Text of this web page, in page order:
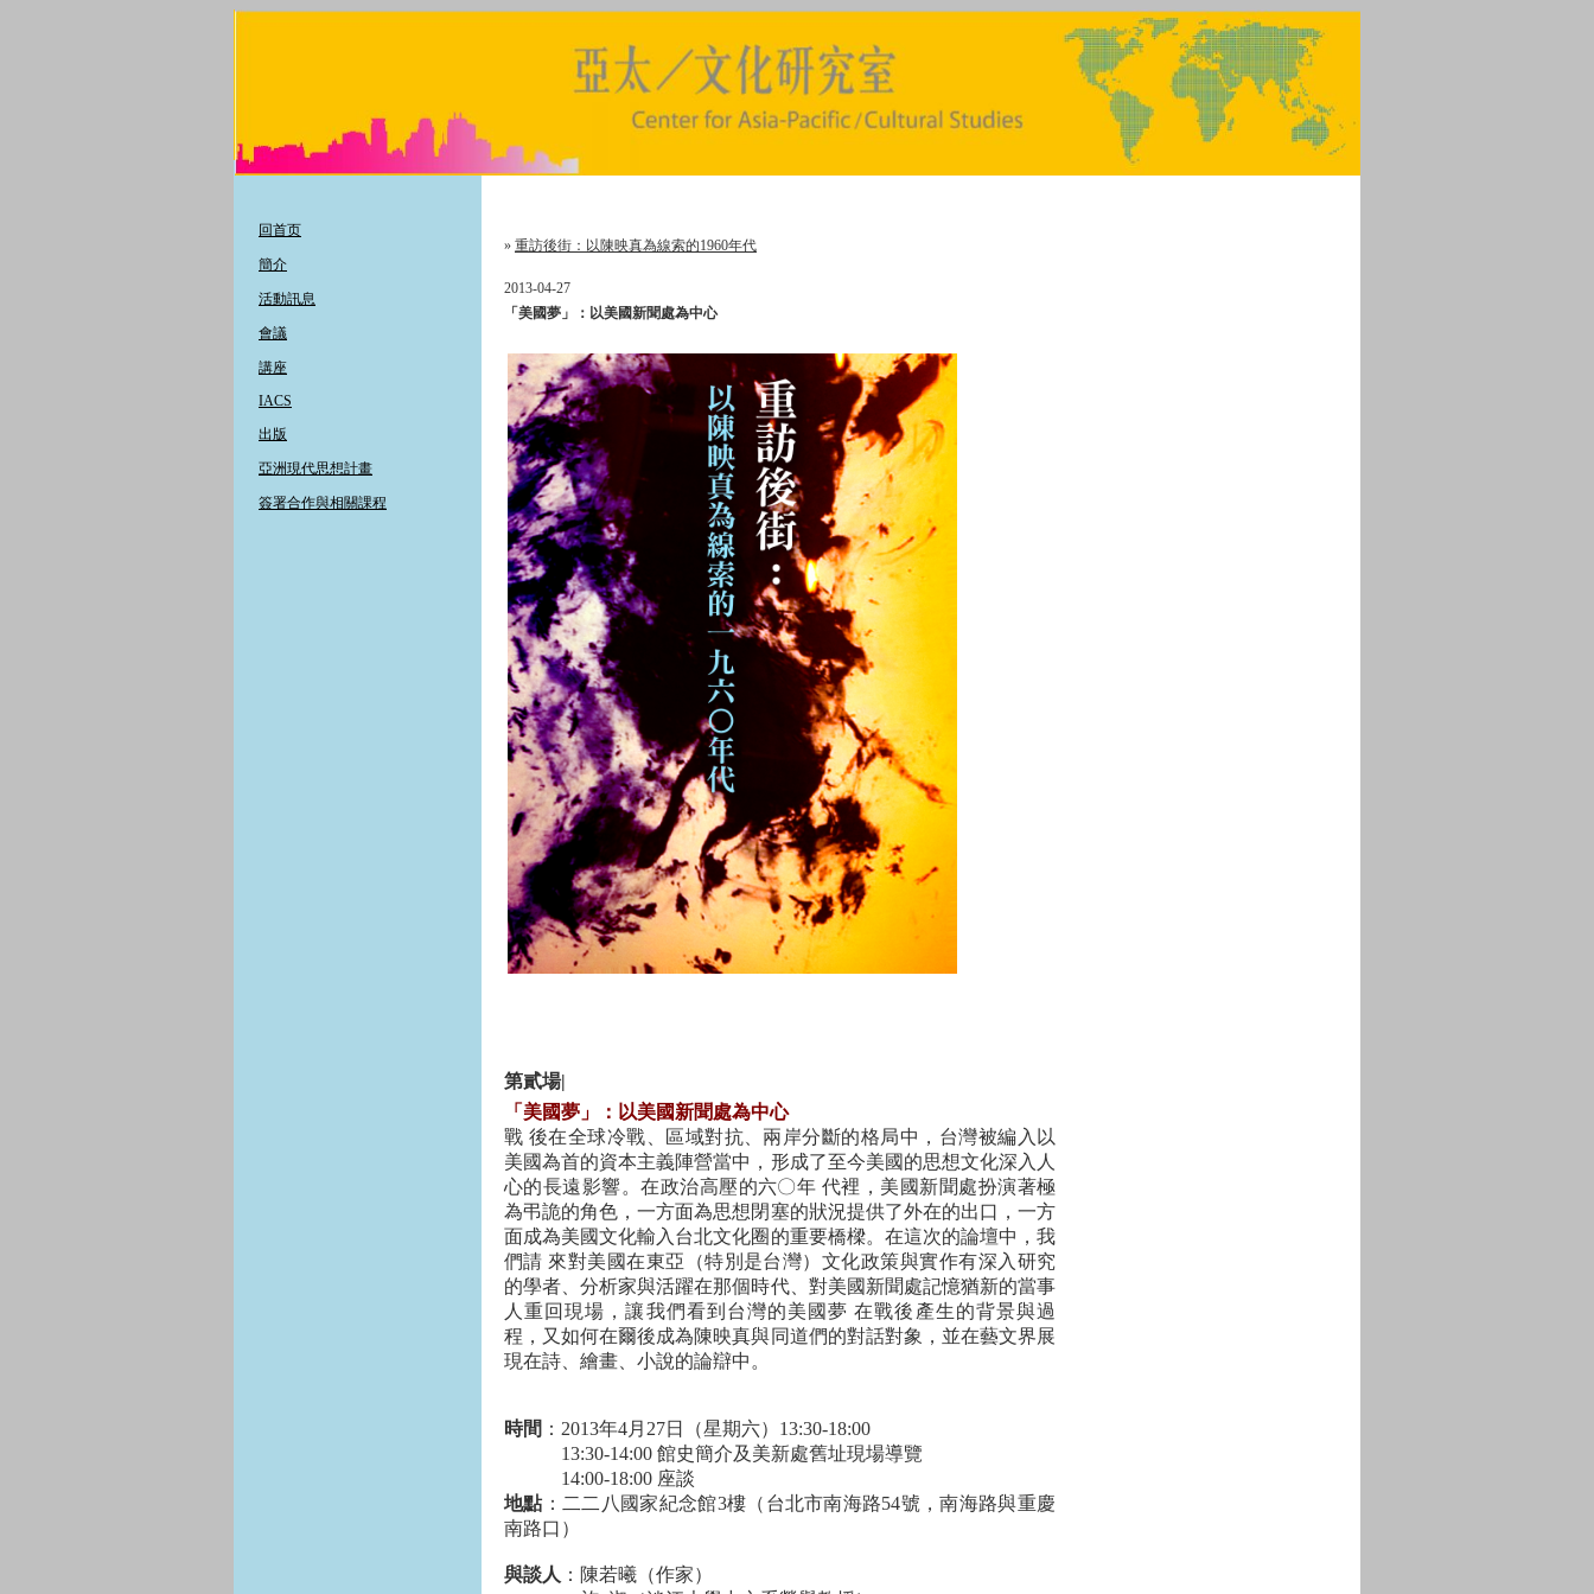
回首页
簡介
活動訊息
會議
講座
IACS
出版
亞洲現代思想計畫
簽署合作與相關課程
» 重訪後街：以陳映真為線索的1960年代
2013-04-27
「美國夢」：以美國新聞處為中心
第貳場|
「美國夢」：以美國新聞處為中心
戰 後在全球冷戰、區域對抗、兩岸分斷的格局中，台灣被編入以
美國為首的資本主義陣營當中，形成了至今美國的思想文化深入人
心的長遠影響。在政治高壓的六〇年 代裡，美國新聞處扮演著極
為弔詭的角色，一方面為思想閉塞的狀況提供了外在的出口，一方
面成為美國文化輸入台北文化圈的重要橋樑。在這次的論壇中，我
們請 來對美國在東亞（特別是台灣）文化政策與實作有深入研究
的學者、分析家與活躍在那個時代、對美國新聞處記憶猶新的當事
人重回現場，讓我們看到台灣的美國夢 在戰後產生的背景與過
程，又如何在爾後成為陳映真與同道們的對話對象，並在藝文界展
現在詩、繪畫、小說的論辯中。
時間 ： 2013年4月 27日（星期六） 13:30-18:00
13:30-14:00 館史簡介及美新處舊址現場導覽
14:00-18:00 座談
地點 ：二二八國家紀念館3樓（台北市南海路54號，南海路與重慶
南路口）
與談人 ：陳若曦（作家）